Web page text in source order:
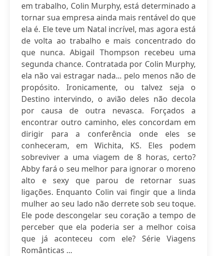
em trabalho, Colin Murphy, está determinado a
tornar sua empresa ainda mais rentável do que
ela é. Ele teve um Natal incrível, mas agora está
de volta ao trabalho e mais concentrado do
que nunca. Abigail Thompson recebeu uma
segunda chance. Contratada por Colin Murphy,
ela não vai estragar nada... pelo menos não de
propósito. Ironicamente, ou talvez seja o
Destino intervindo, o avião deles não decola
por causa de outra nevasca. Forçados a
encontrar outro caminho, eles concordam em
dirigir para a conferência onde eles se
conheceram, em Wichita, KS. Eles podem
sobreviver a uma viagem de 8 horas, certo?
Abby fará o seu melhor para ignorar o moreno
alto e sexy que parou de retornar suas
ligações. Enquanto Colin vai fingir que a linda
mulher ao seu lado não derrete sob seu toque.
Ele pode descongelar seu coração a tempo de
perceber que ela poderia ser a melhor coisa
que já aconteceu com ele? Série Viagens
Românticas ...